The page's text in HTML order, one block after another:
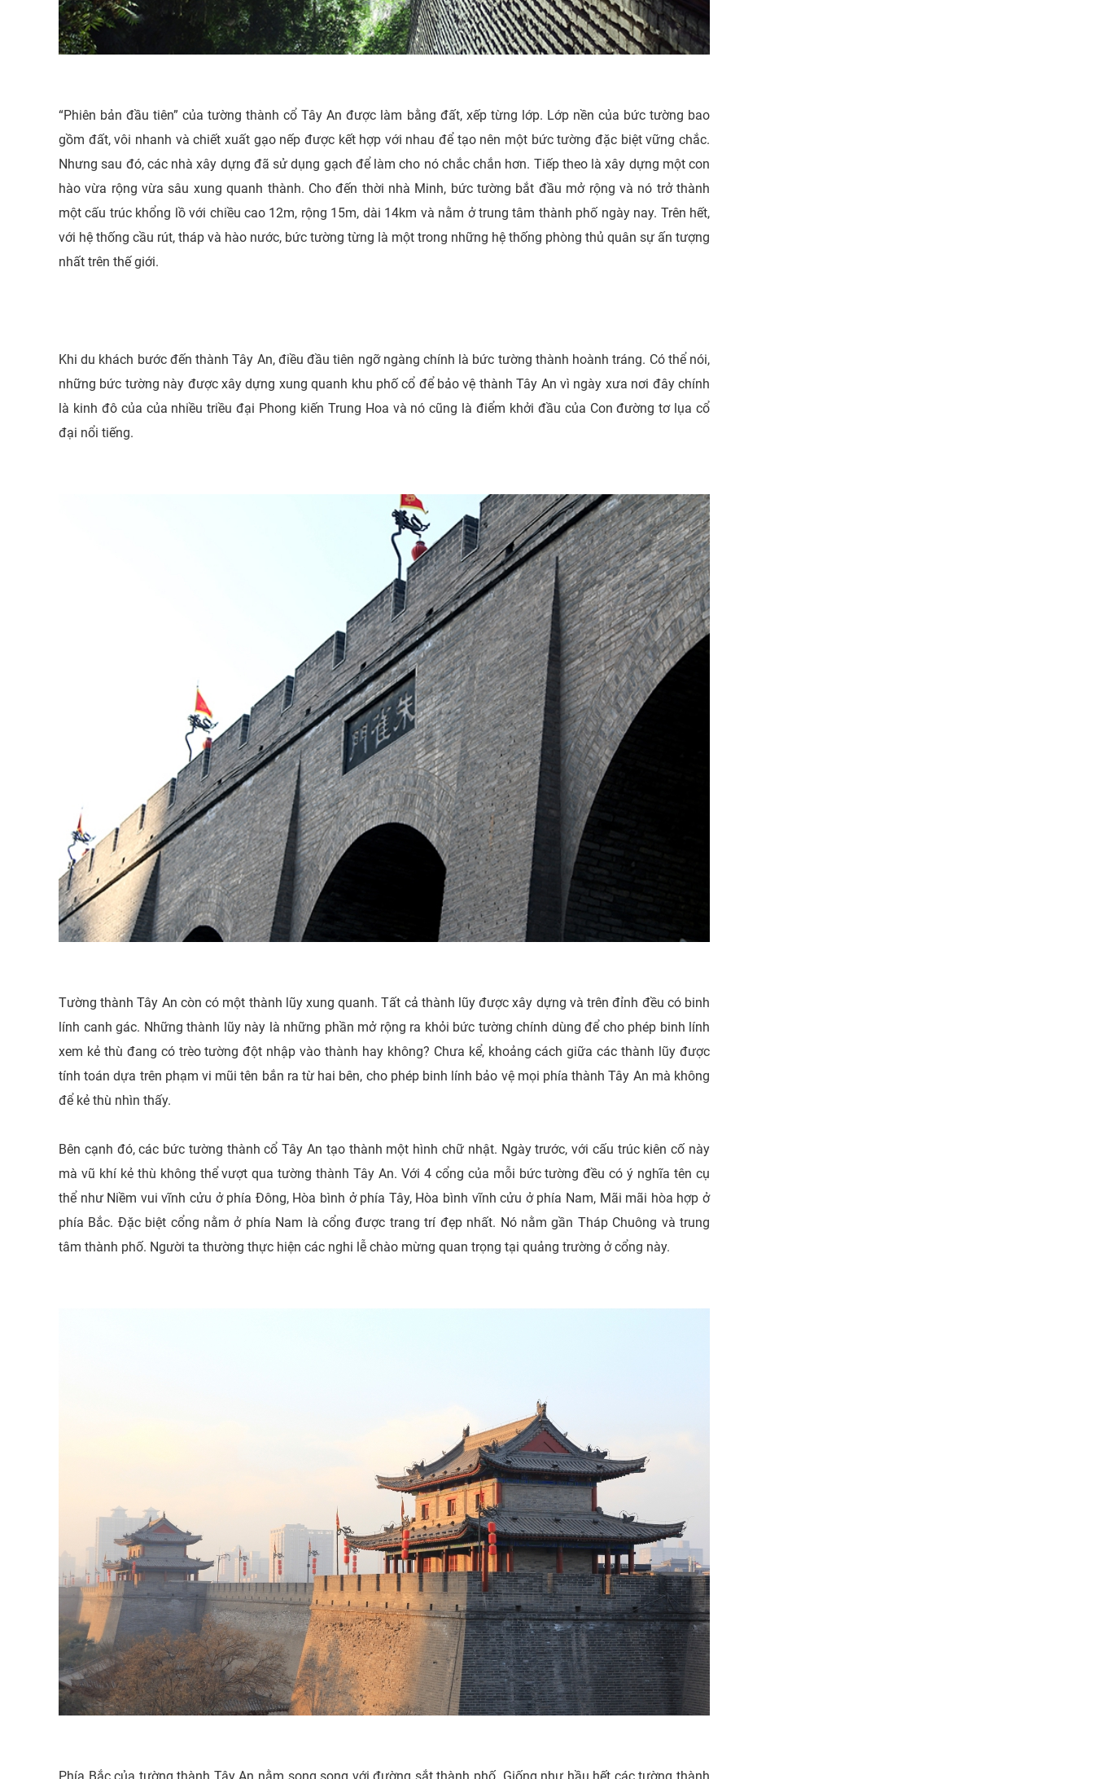
“Phiên bản đầu tiên” của tường thành cổ Tây An được làm bằng đất, xếp từng lớp. Lớp nền của bức tường bao
gồm đất, vôi nhanh và chiết xuất gạo nếp được kết hợp với nhau để tạo nên một bức tường đặc biệt vững chắc.
Nhưng sau đó, các nhà xây dựng đã sử dụng gạch để làm cho nó chắc chắn hơn. Tiếp theo là xây dựng một con
hào vừa rộng vừa sâu xung quanh thành. Cho đến thời nhà Minh, bức tường bắt đầu mở rộng và nó trở thành
một cấu trúc khổng lồ với chiều cao 12m, rộng 15m, dài 14km và nằm ở trung tâm thành phố ngày nay. Trên hết,
với hệ thống cầu rút, tháp và hào nước, bức tường từng là một trong những hệ thống phòng thủ quân sự ấn tượng
nhất trên thế giới.
Khi du khách bước đến thành Tây An, điều đầu tiên ngỡ ngàng chính là bức tường thành hoành tráng. Có thể nói,
những bức tường này được xây dựng xung quanh khu phố cổ để bảo vệ thành Tây An vì ngày xưa nơi đây chính
là kinh đô của của nhiều triều đại Phong kiến Trung Hoa và nó cũng là điểm khởi đầu của Con đường tơ lụa cổ
đại nổi tiếng.
Tường thành Tây An còn có một thành lũy xung quanh. Tất cả thành lũy được xây dựng và trên đỉnh đều có binh
lính canh gác. Những thành lũy này là những phần mở rộng ra khỏi bức tường chính dùng để cho phép binh lính
xem kẻ thù đang có trèo tường đột nhập vào thành hay không? Chưa kể, khoảng cách giữa các thành lũy được
tính toán dựa trên phạm vi mũi tên bắn ra từ hai bên, cho phép binh lính bảo vệ mọi phía thành Tây An mà không
để kẻ thù nhìn thấy.
Bên cạnh đó, các bức tường thành cổ Tây An tạo thành một hình chữ nhật. Ngày trước, với cấu trúc kiên cố này
mà vũ khí kẻ thù không thể vượt qua tường thành Tây An. Với 4 cổng của mỗi bức tường đều có ý nghĩa tên cụ
thể như Niềm vui vĩnh cửu ở phía Đông, Hòa bình ở phía Tây, Hòa bình vĩnh cửu ở phía Nam, Mãi mãi hòa hợp ở
phía Bắc. Đặc biệt cổng nằm ở phía Nam là cổng được trang trí đẹp nhất. Nó nằm gần Tháp Chuông và trung
tâm thành phố. Người ta thường thực hiện các nghi lễ chào mừng quan trọng tại quảng trường ở cổng này.
Phía Bắc của tường thành Tây An nằm song song với đường sắt thành phố. Giống như hầu hết các tường thành